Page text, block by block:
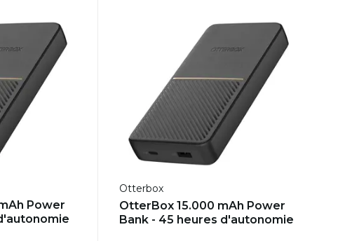
Power
Otterbox
OtterBox 15.000 mAh Power
Bank - 45 heures d'autonomie